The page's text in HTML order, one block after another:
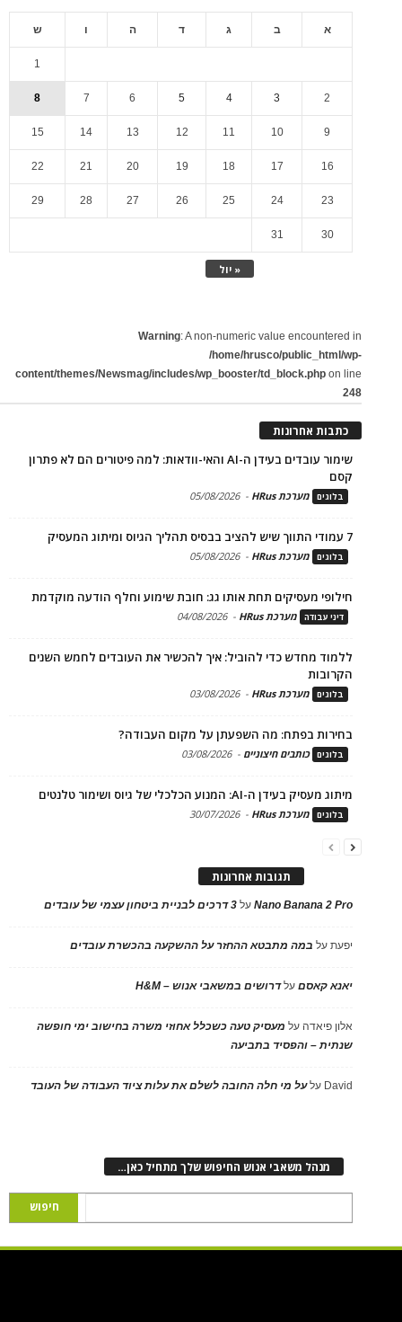
א ב ג ד ה ו ש
« יול
1
2
3
4
5
6
7
8
9
10
11
12
13
14
15
16
17
18
19
20
21
22
23
24
25
26
27
28
29
30
31
Warning: A non-numeric value encountered in
/home/hrusco/public_html/wp-
content/themes/Newsmag/includes/wp_booster/td_block.php on line
248
כתבות אחרונות
שימור עובדים בעידן ה-AI והאי-וודאות: למה פיטורים הם לא פתרון
קסם
בלוגים מערכת HRus -
05/08/2026
7 עמודי התווך שיש להציב בבסיס תהליך הגיוס ומיתוג המעסיק
בלוגים מערכת HRus -
05/08/2026
חילופי מעסיקים תחת אותו גג: חובת שימוע וחלף הודעה מוקדמת
דיני עבודה מערכת HRus -
04/08/2026
ללמוד מחדש כדי להוביל: איך להכשיר את העובדים לחמש השנים
הקרובות
בלוגים מערכת HRus -
03/08/2026
בחירות בפתח: מה השפעתן על מקום העבודה?
בלוגים כותבים חיצוניים -
03/08/2026
מיתוג מעסיק בעידן ה-AI: המנוע הכלכלי של גיוס ושימור טלנטים
בלוגים מערכת HRus -
30/07/2026
תגובות אחרונות
Nano Banana 2 Proעל 3 דרכים לבניית ביטחון עצמי של עובדים
יפעתעל במה מתבטא ההחזר על ההשקעה בהכשרת עובדים
יאנא קאסםעלדרושים במשאבי אנוש – H&M
אלון פיאדה על מעסיק טעה כשכלל אחוזי משרה בחישוב ימי חופשה
שנתית – והפסיד בתביעה
David עלעל מי חלה החובה לשלם את עלות ציוד העבודה של העובד
מנהל משאבי אנוש החיפוש שלך מתחיל כאן…